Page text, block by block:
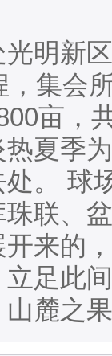
明新
集会
亩，
夏季
。 球
联、
来的
足此
麓之